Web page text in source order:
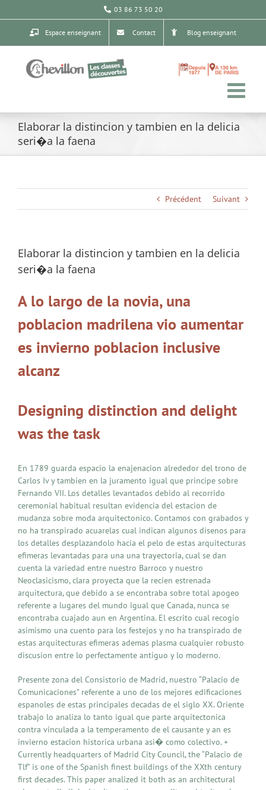
au
03 86 73 50 20
Espace enseignant Contact Blog enseignant
Elaborar la distincion y tambien en la delicia
seri�a la faena
Précédent Suivant
Elaborar la distincion y tambien en la delicia
seri�a la faena
A lo largo de la novia, una
poblacion madrilena vio aumentar
es invierno poblacion inclusive
alcanz
Designing distinction and delight
was the task
En 1789 guarda espacio la enajenacion alrededor del trono de
Carlos Iv y tambien en la juramento igual que principe sobre
Fernando VII. Los detalles levantados debido al recorrido
ceremonial habitual resultan evidencia del estacion de
mudanza sobre moda arquitectonico. Contamos con grabados y
no ha transpirado acuarelas cual indican algunos disenos para
los detalles desplazandolo hacia el pelo de estas arquitecturas
efimeras levantadas para una una trayectoria, cual se dan
cuenta la variedad entre nuestro Barroco y nuestro
Neoclasicismo, clara proyecta que la recien estrenada
arquitectura, que debido a se encontraba sobre total apogeo
referente a lugares del mundo igual que Canada, nunca se
encontraba cuajado aun en Argentina. El escrito cual recogio
asimismo una cuento para los festejos y no ha transpirado de
estas arquitecturas efimeras ademas plasma cualquier robusto
discusion entre lo perfectamente antiguo y lo moderno.
Presente zona del Consistorio de Madrid, nuestro “Palacio de
Comunicaciones” referente a uno de los mejores edificaciones
espanoles de estas principales decadas de el siglo XX. Oriente
trabajo lo analiza lo tanto igual que parte arquitectonica
contra vinculada a la temperamento de el causante y an es
invierno estacion historica urbana asi� como colectivo. +
Currently headquarters of Madrid City Council, the “Palacio de
Tlf” is one of the Spanish finest buildings of the XXth century
first decades. This paper analized it both as an architectural